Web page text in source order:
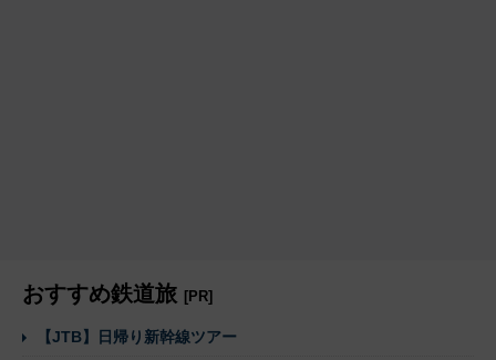
おすすめ鉄道旅 [PR]
【JTB】日帰り新幹線ツアー